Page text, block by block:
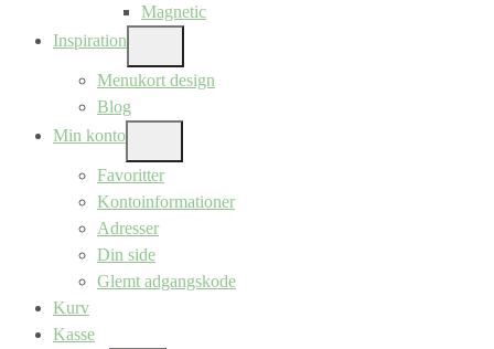
Magnetic
Inspiration
SUB
MENU
Menukort design
Blog
Min konto
SUB
MENU
Favoritter
Kontoinformationer
Adresser
Din side
Glemt adgangskode
Kurv
Kasse